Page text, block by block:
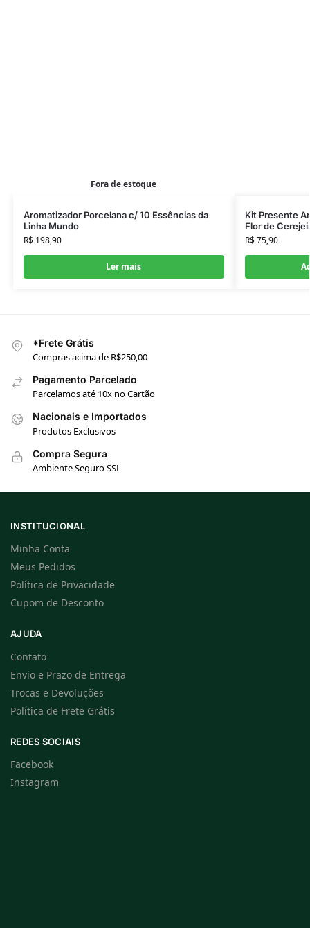
Fora de estoque
Aromatizador Porcelana c/ 10 Essências da
Linha Mundo
R$198,90
Ler mais
Kit Presente
Flor de
R$75,90
*Frete Grátis
Compras acima de R$250,00
Pagamento Parcelado
Parcelamos até 10x no Cartão
Nacionais e Importados
Produtos Exclusivos
Compra Segura
Ambiente Seguro SSL
INSTITUCIONAL
Minha Conta
Meus Pedidos
Política de Privacidade
Cupom de Desconto
AJUDA
Contato
Envio e Prazo de Entrega
Trocas e Devoluções
Política de Frete Grátis
REDES SOCIAIS
Facebook
Instagram